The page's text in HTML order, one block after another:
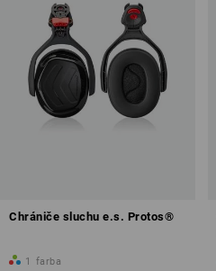
Chrániče sluchu e.s. Protos®
1 farba